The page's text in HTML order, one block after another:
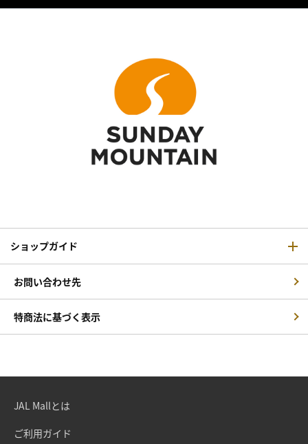
ショップガイド
お問い合わせ先
特商法に基づく表示
JAL Mallとは
ご利用ガイド